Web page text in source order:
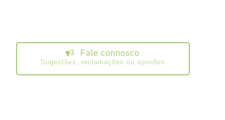
Fale connosco
Sugestões, reclamações ou opiniões